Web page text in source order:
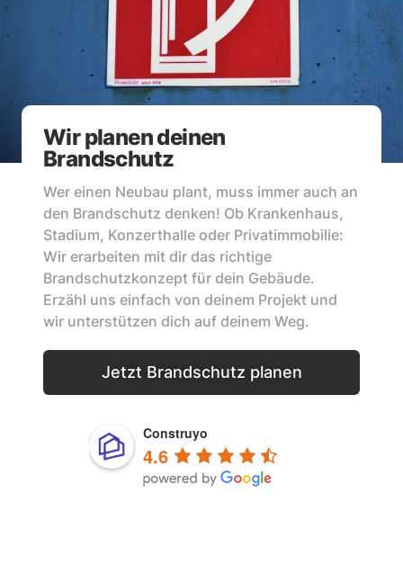
Wir planen deinen
Brandschutz
Wer einen Neubau plant, muss immer auch an
den Brandschutz denken! Ob Krankenhaus,
Stadium, Konzerthalle oder Privatimmobilie:
Wir erarbeiten mit dir das richtige
Brandschutzkonzept für dein Gebäude.
Erzähl uns einfach von deinem Projekt und
wir unterstützen dich auf deinem Weg.
Jetzt Brandschutz planen
Construyo
4.6